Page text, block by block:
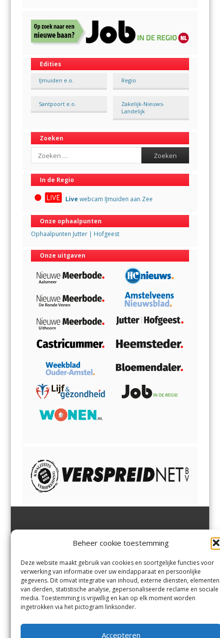
Beheer cookie toestemming
Deze website maakt gebruik van cookies en soortgelijke functies voor
verwerking van informatie over uw eindapparaat en persoonlijke
gegevens. Dit omvat integratie van inhoud, externe diensten, elementen
van derden, statistische analyse, gepersonaliseerde reclame en sociale
media. Toestemming is vrijwillig en kan op elk moment worden
ingetrokken via het pictogram linksonder.
Accepteren
Edities
IJmuiden e.o. Regio
Santpoort e.o.
Zakelijk-Nieuws-
Landelijk
Zoeken
Search
In de Regio
Live webcam IJmuiden aan Zee
Onze ophaalpunten
Ophaalpunten Jutter | Hofgeest
Onze uitgaven
Margadantstraat 34
0255-533900
info@jutter.nlofinfo@hofgee
st.nl
Velserbroek,Velsen-Zuid,
Zuid,Driehuisen
Spaarnwoude.
Contact
Andere uitgaven